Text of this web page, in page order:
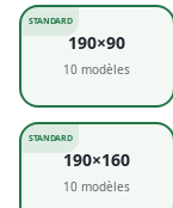
STANDARD
190×90
10 modèles
STANDARD
190×160
10 modèles